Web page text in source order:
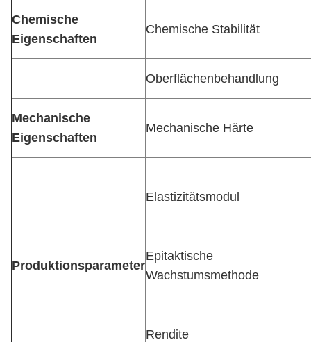
Chemische
Eigenschaften
Chemische Stabilität
Oberflächenbehandlung
Mechanische
Eigenschaften
Mechanische Härte
Elastizitätsmodul
Produktionsparameter
Epitaktische
Wachstumsmethode
Rendite